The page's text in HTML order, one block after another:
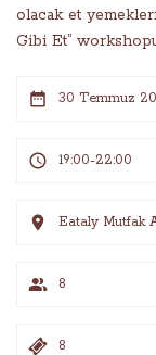
olacak et
Gibi Et”
30 Temmuz
19:00-22:00
Eataly Mutfak
8
8